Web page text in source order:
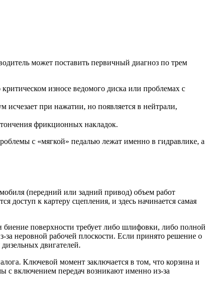
может поставить первичный диагноз по трем
износе ведомого диска или проблемах с
при нажатии, но появляется в нейтрали,
фрикционных накладок.
с «мягкой» педалью лежат именно в гидравлике, а
(передний или задний привод) объем работ
доступ к картеру сцепления, и здесь начинается самая
биение поверхности требует либо шлифовки, либо полной
неровной рабочей плоскости. Если принято решение о
двигателей.
Ключевой момент заключается в том, что корзина и
с включением передач возникают именно из-за